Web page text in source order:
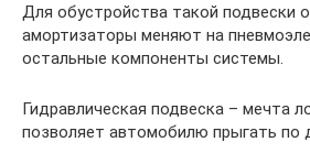
Для обустройства такой подвески
амортизаторы меняют на
остальные компоненты системы.
Гидравлическая подвеска – мечта
позволяет автомобилю прыгать по